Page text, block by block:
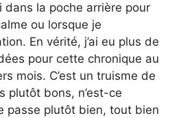
dans la poche arrière pour
ou lorsque je
En vérité, j’ai eu plus de
pour cette chronique au
mois. C’est un truisme de
plutôt bons, n’est-ce
passe plutôt bien, tout bien